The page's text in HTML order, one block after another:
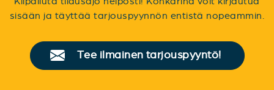
sisään ja täyttää tarjouspyynnön entistä nopeammin.
Tee ilmainen tarjouspyyntö!